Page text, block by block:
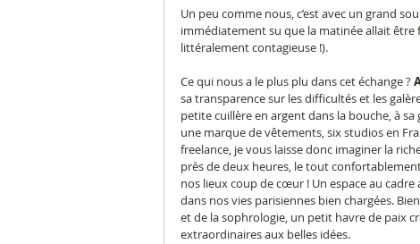
Un peu comme nous, c’est avec un grand
immédiatement su que la matinée allait
littéralement contagieuse !).
Ce qui nous a le plus plu dans cet échange ?
sa transparence sur les difficultés et les
petite cuillère en argent dans la bouche, à sa
une marque de vêtements, six studios en
freelance, je vous laisse donc imaginer la
près de deux heures, le tout
nos lieux coup de cœur ! Un espace au
dans nos vies parisiennes bien chargées.
et de la sophrologie, un petit havre de paix
extraordinaires aux belles idées.